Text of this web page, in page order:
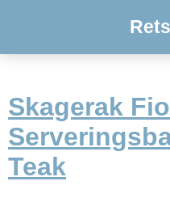
Skagerak
Teak